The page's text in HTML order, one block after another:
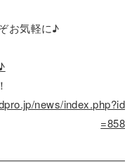
お気軽に♪
news/index.php?id
=858